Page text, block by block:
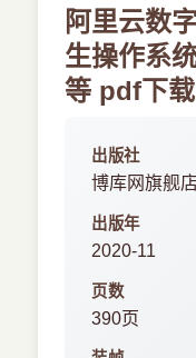
阿里云数
生操作系
等 pdf下载
出版社
博库网旗舰
出版年
2020-11
页数
390页